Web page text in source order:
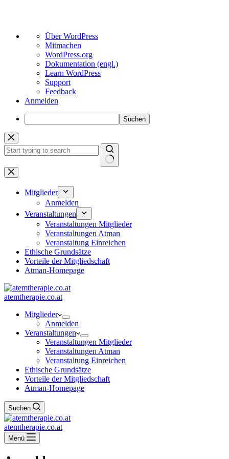
Über
WordPress
Über WordPress
Mitmachen
WordPress.org
Dokumentation (engl.)
Learn WordPress
Support
Feedback
Anmelden
Suchen
Zum
Inhalt
springen
Keine
Ergebnisse
Mitglieder
Anmelden
Veranstaltungen
Veranstaltungen Mitglieder
Veranstaltungen Atman
Veranstaltung Einreichen
Ethische Grundsätze
Vorteile der Mitgliedschaft
Atman-Homepage
atemtherapie.co.at
Mitglieder
Anmelden
Veranstaltungen
Veranstaltungen Mitglieder
Veranstaltungen Atman
Veranstaltung Einreichen
Ethische Grundsätze
Vorteile der Mitgliedschaft
Atman-Homepage
Suchen
atemtherapie.co.at
Menü